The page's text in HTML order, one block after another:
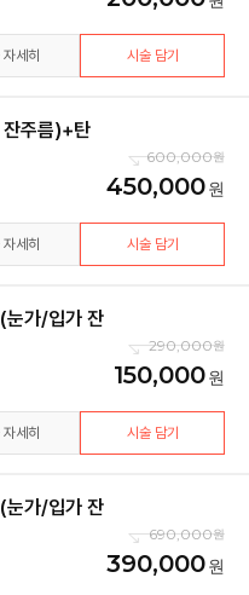
세히 시술 담기
주름)+탄
600,000
450,000
세히 시술 담기
가/입가 잔
290,000
150,000
세히 시술 담기
가/입가 잔
690,000
390,000